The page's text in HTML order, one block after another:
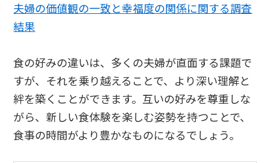
夫婦の価値観の一致と幸福度の関係に関する調査
結果
食の好みの違いは、多くの夫婦が直面する課題で
すが、それを乗り越えることで、より深い理解と
絆を築くことができます。互いの好みを尊重しな
がら、新しい食体験を楽しむ姿勢を持つことで、
食事の時間がより豊かなものになるでしょう。